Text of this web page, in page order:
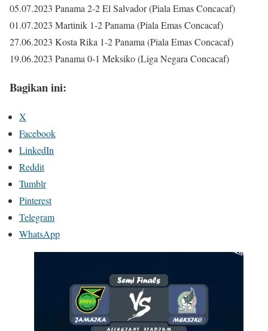
05.07.2023 Panama 2-2 El Salvador (Piala Emas Concacaf)
01.07.2023 Martinik 1-2 Panama (Piala Emas Concacaf)
27.06.2023 Kosta Rika 1-2 Panama (Piala Emas Concacaf)
19.06.2023 Panama 0-1 Meksiko (Liga Negara Concacaf)
Bagikan ini:
X
Facebook
LinkedIn
Reddit
Tumblr
Pinterest
Telegram
WhatsApp